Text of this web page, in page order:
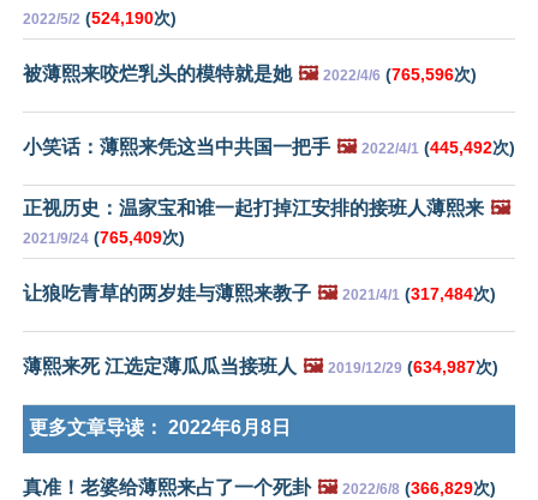
2022/5/2 (524,190次)
被薄熙来咬烂乳头的模特就是她 🖼️ 2022/4/6 (765,596次)
小笑话：薄熙来凭这当中共国一把手 🖼️ 2022/4/1 (445,492次)
正视历史：温家宝和谁一起打掉江安排的接班人薄熙来 🖼️
2021/9/24 (765,409次)
让狼吃青草的两岁娃与薄熙来教子 🖼️ 2021/4/1 (317,484次)
薄熙来死 江选定薄瓜瓜当接班人 🖼️ 2019/12/29 (634,987次)
更多文章导读： 2022年6月8日
真准！老婆给薄熙来占了一个死卦 🖼️ 2022/6/8 (366,829次)